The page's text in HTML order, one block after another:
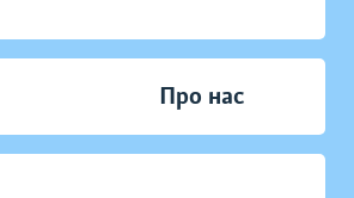
Про нас